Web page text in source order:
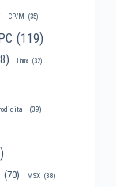
CP/M (35)
(119)
Linux (32)
(39)
(70) MSX (38)